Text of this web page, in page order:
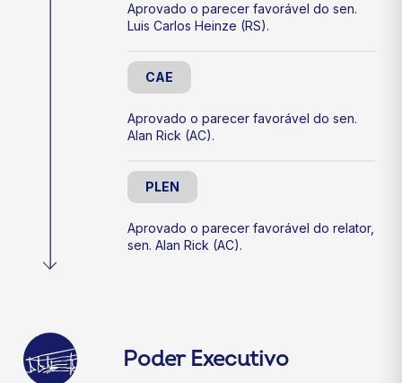
Aprovado o parecer favorável do sen.
Luis Carlos Heinze (RS).
CAE
Aprovado o parecer favorável do sen.
Alan Rick (AC).
PLEN
Aprovado o parecer favorável do relator,
sen. Alan Rick (AC).
Poder Executivo